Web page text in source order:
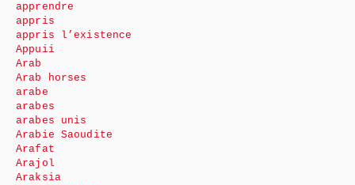
apprendre
appris
appris l’existence
Appuii
Arab
Arab horses
arabe
arabes
arabes unis
Arabie Saoudite
Arafat
Arajol
Araksia